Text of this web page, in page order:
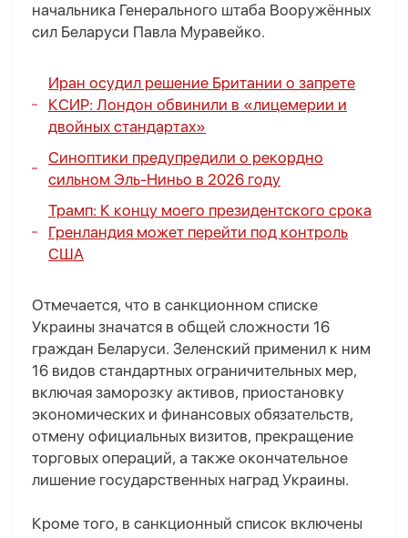
начальника Генерального штаба Вооружённых
сил Беларуси Павла Муравейко.
Иран осудил решение Британии о запрете
КСИР: Лондон обвинили в «лицемерии и
двойных стандартах»
Синоптики предупредили о рекордно
сильном Эль-Ниньо в 2026 году
Трамп: К концу моего президентского срока
Гренландия может перейти под контроль
США
Отмечается, что в санкционном списке
Украины значатся в общей сложности 16
граждан Беларуси. Зеленский применил к ним
16 видов стандартных ограничительных мер,
включая заморозку активов, приостановку
экономических и финансовых обязательств,
отмену официальных визитов, прекращение
торговых операций, а также окончательное
лишение государственных наград Украины.
Кроме того, в санкционный список включены